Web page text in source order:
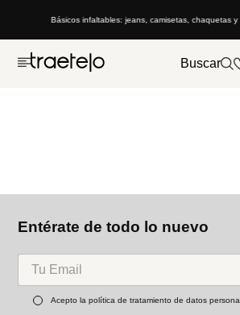
Básicos infaltables: jeans, camisetas, chaquetas y
Buscar
Entérate de todo lo nuevo
Acepto la política de tratamiento de datos